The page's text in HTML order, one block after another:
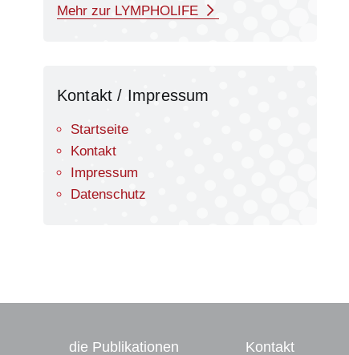
Mehr zur LYMPHOLIFE
Kontakt / Impressum
Startseite
Kontakt
Impressum
Datenschutz
die Publikationen Kontakt